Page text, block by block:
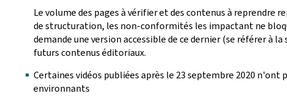
Le volume des pages à vérifier et des contenus à reprendre
de structuration, les non-conformités les impactant ne
demande une version accessible de ce dernier (se référer
futurs contenus éditoriaux.
Certaines vidéos publiées après le 23 septembre 2020
environnants